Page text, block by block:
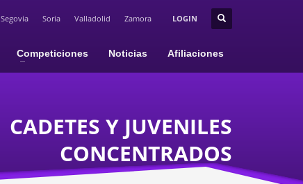
Segovia Soria Valladolid Zamora LOGIN
Competiciones Noticias Afiliaciones
CADETES Y JUVENILES
CONCENTRADOS